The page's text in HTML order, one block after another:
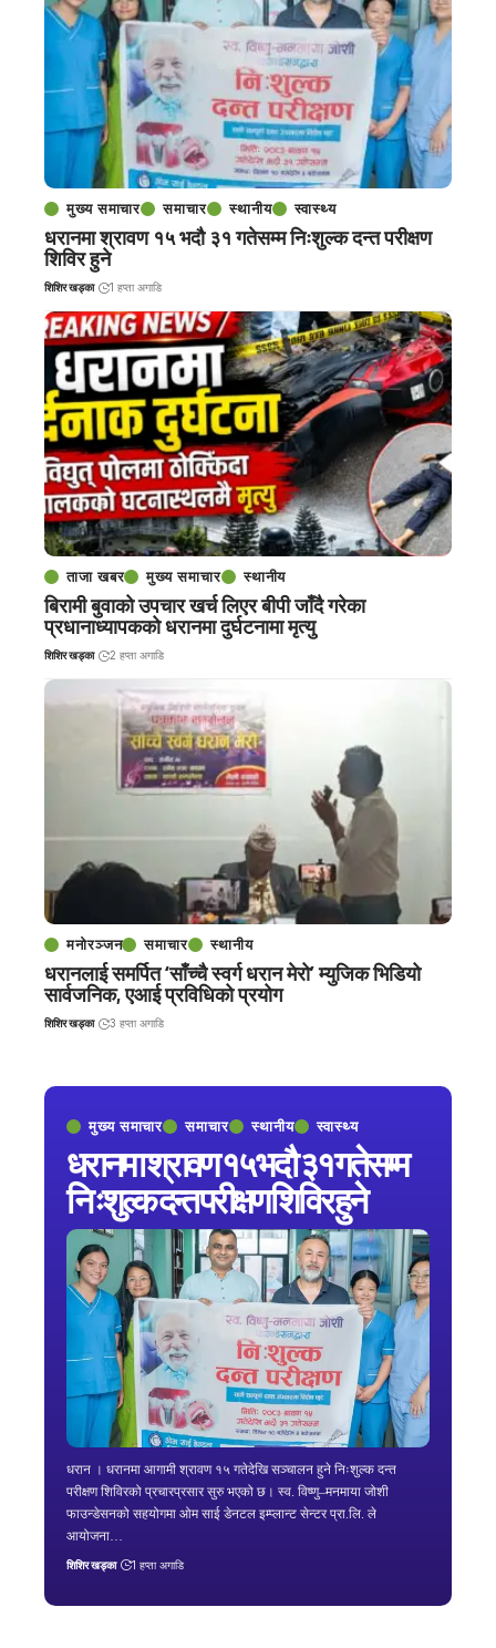
मुख्य समाचार समाचार स्थानीय स्वास्थ्य
धरानमा श्रावण १५ भदौ ३१ गतेसम्म
निःशुल्क दन्त परीक्षण शिविर हुने
धरान । धरानमा आगामी श्रावण १५ गतेदेखि सञ्चालन हुने निःशुल्क दन्त
परीक्षण शिविरको प्रचारप्रसार सुरु भएको छ। स्व. विष्णु–मनमाया जोशी
फाउन्डेसनको सहयोगमा ओम साई डेनटल इम्प्लान्ट सेन्टर प्रा.लि. ले
आयोजना…
शिशिर खड्का 1 हप्ता अगाडि
मुख्य समाचार समाचार स्थानीय स्वास्थ्य
धरानमा श्रावण १५ भदौ ३१ गतेसम्म निःशुल्क दन्त परीक्षण
शिविर हुने
शिशिर खड्का 1 हप्ता अगाडि
ताजा खबर मुख्य समाचार स्थानीय
बिरामी बुवाको उपचार खर्च लिएर बीपी जाँदै गरेका
प्रधानाध्यापकको धरानमा दुर्घटनामा मृत्यु
शिशिर खड्का 2 हप्ता अगाडि
मनोरञ्जन समाचार स्थानीय
धरानलाई समर्पित ‘साँच्चै स्वर्ग धरान मेरो’ म्युजिक भिडियो
सार्वजनिक, एआई प्रविधिको प्रयोग
शिशिर खड्का 3 हप्ता अगाडि